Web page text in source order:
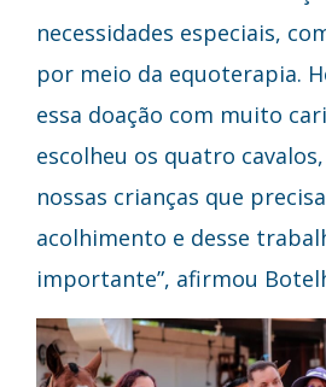
necessidades especiais,
por meio da equoterapia.
essa doação com muito
escolheu os quatro
nossas crianças que
acolhimento e desse
importante”, afirmou